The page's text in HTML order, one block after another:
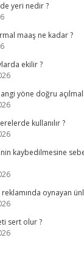
yeri nedir ?
maaş ne kadar ?
ekilir ?
yöne doğru
kullanılır ?
kaybedilmesine
oynayan
sert olur ?